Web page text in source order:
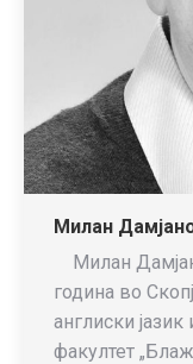
Милан
Милан
година во
англиски
факултет